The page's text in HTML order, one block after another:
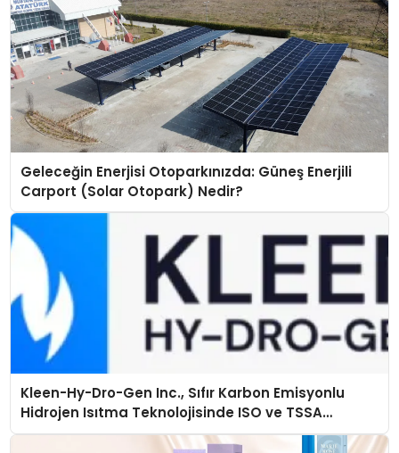
Geleceğin Enerjisi Otoparkınızda: Güneş Enerjili
Carport (Solar Otopark) Nedir?
Kleen-Hy-Dro-Gen Inc., Sıfır Karbon Emisyonlu
Hidrojen Isıtma Teknolojisinde ISO ve TSSA
Düzenleyici Onaylarını Aldı